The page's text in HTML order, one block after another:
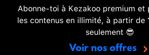
Abonne-toi à Kezakoo premium
les contenus en illimité, à partir de
seulement 😎
Voir nos offres